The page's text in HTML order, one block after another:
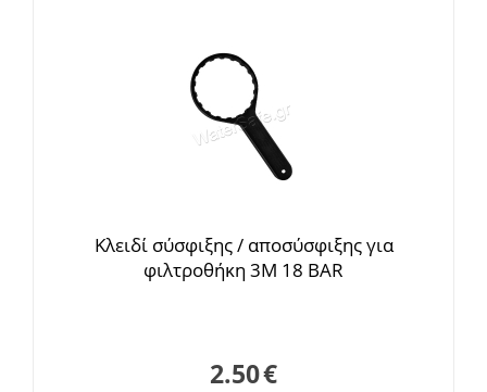
Κλειδί σύσφιξης / αποσύσφιξης για
φιλτροθήκη 3Μ 18 BAR
2.50€